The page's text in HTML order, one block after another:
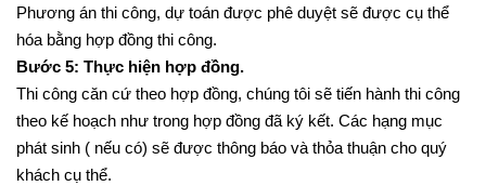
Phương án thi công, dự toán được phê duyệt sẽ được cụ thể
hóa bằng hợp đồng thi công.
Bước 5: Thực hiện hợp đồng.
Thi công căn cứ theo hợp đồng, chúng tôi sẽ tiến hành thi công
theo kế hoạch như trong hợp đồng đã ký kết. Các hạng mục
phát sinh ( nếu có) sẽ được thông báo và thỏa thuận cho quý
khách cụ thể.